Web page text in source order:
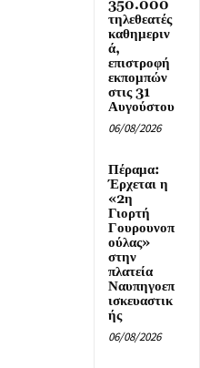
350.000
τηλεθεατές
καθημεριν
ά,
επιστροφή
εκπομπών
στις 31
Αυγούστου
06/08/2026
Πέραμα:
Έρχεται η
«2η
Γιορτή
Γουρουνοπ
ούλας»
στην
πλατεία
Ναυπηγοεπ
ισκευαστικ
ής
06/08/2026